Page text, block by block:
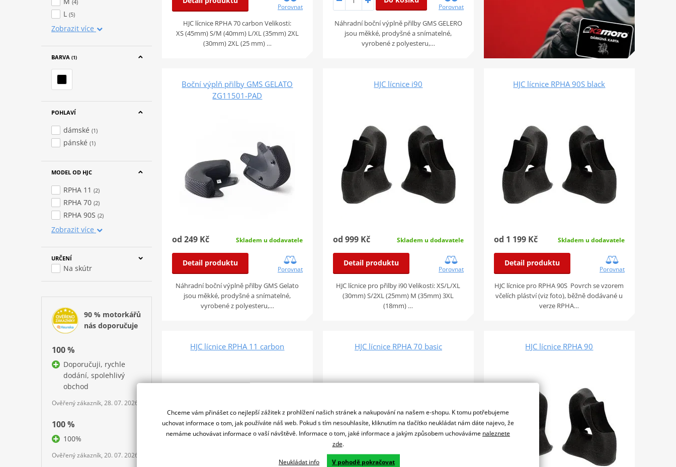
(4)
L (5)
Zobrazit více
BARVA (1)
POHLAVÍ
dámské (1)
pánské (1)
MODEL OD HJC
RPHA 11 (2)
RPHA 70 (2)
RPHA 90S (2)
Zobrazit více
URČENÍ
Na skútr
90 % motorkářů
nás doporučuje
100 %
Doporučuji, rychle
dodání, spolehlivý
obchod
Ověřený zákazník, 28. 07. 2026
100 %
100%
Ověřený zákazník, 20. 07. 2026
Porovnat
HJC lícnice RPHA 70 carbon Velikosti:
XS (45mm) S/M (40mm) L/XL (35mm) 2XL
(30mm) 2XL (25 mm) …
Porovnat
Náhradní boční výplně přilby GMS GELERO
jsou měkké, prodyšné a snímatelné,
vyrobené z polyesteru,…
Boční výplň přilby GMS GELATO
ZG11501-PAD
od 249 Kč Skladem u dodavatele
Detail produktu
Porovnat
Náhradní boční výplně přilby GMS Gelato
jsou měkké, prodyšné a snímatelné,
vyrobené z polyesteru,…
HJC lícnice i90
od 999 Kč Skladem u dodavatele
Detail produktu
Porovnat
HJC lícnice pro přilby i90 Velikosti: XS/L/XL
(30mm) S/2XL (25mm) M (35mm) 3XL
(18mm) …
HJC lícnice RPHA 90S black
od 1 199 Kč Skladem u dodavatele
Detail produktu
Porovnat
HJC lícnice pro RPHA 90S Povrch se vzorem
včelích pláství (viz foto), běžně dodávané u
verze RPHA…
HJC lícnice RPHA 11 carbon HJC lícnice RPHA 70 basic HJC lícnice RPHA 90
Chceme vám přinášet co nejlepší zážitek z prohlížení našich stránek a nakupování na našem e-shopu. K tomu potřebujeme
uchovat informace o tom, jak používáte náš web. Pokud s tím nesouhlasíte, kliknutím na tlačítko neukládat nám dáte najevo, že
nemáme uchovávat informace o vaší návštěvě. Informace o tom, jaké informace a jakým způsobem uchováváme naleznete
zde.
Neukládat info V pohodě pokračovat